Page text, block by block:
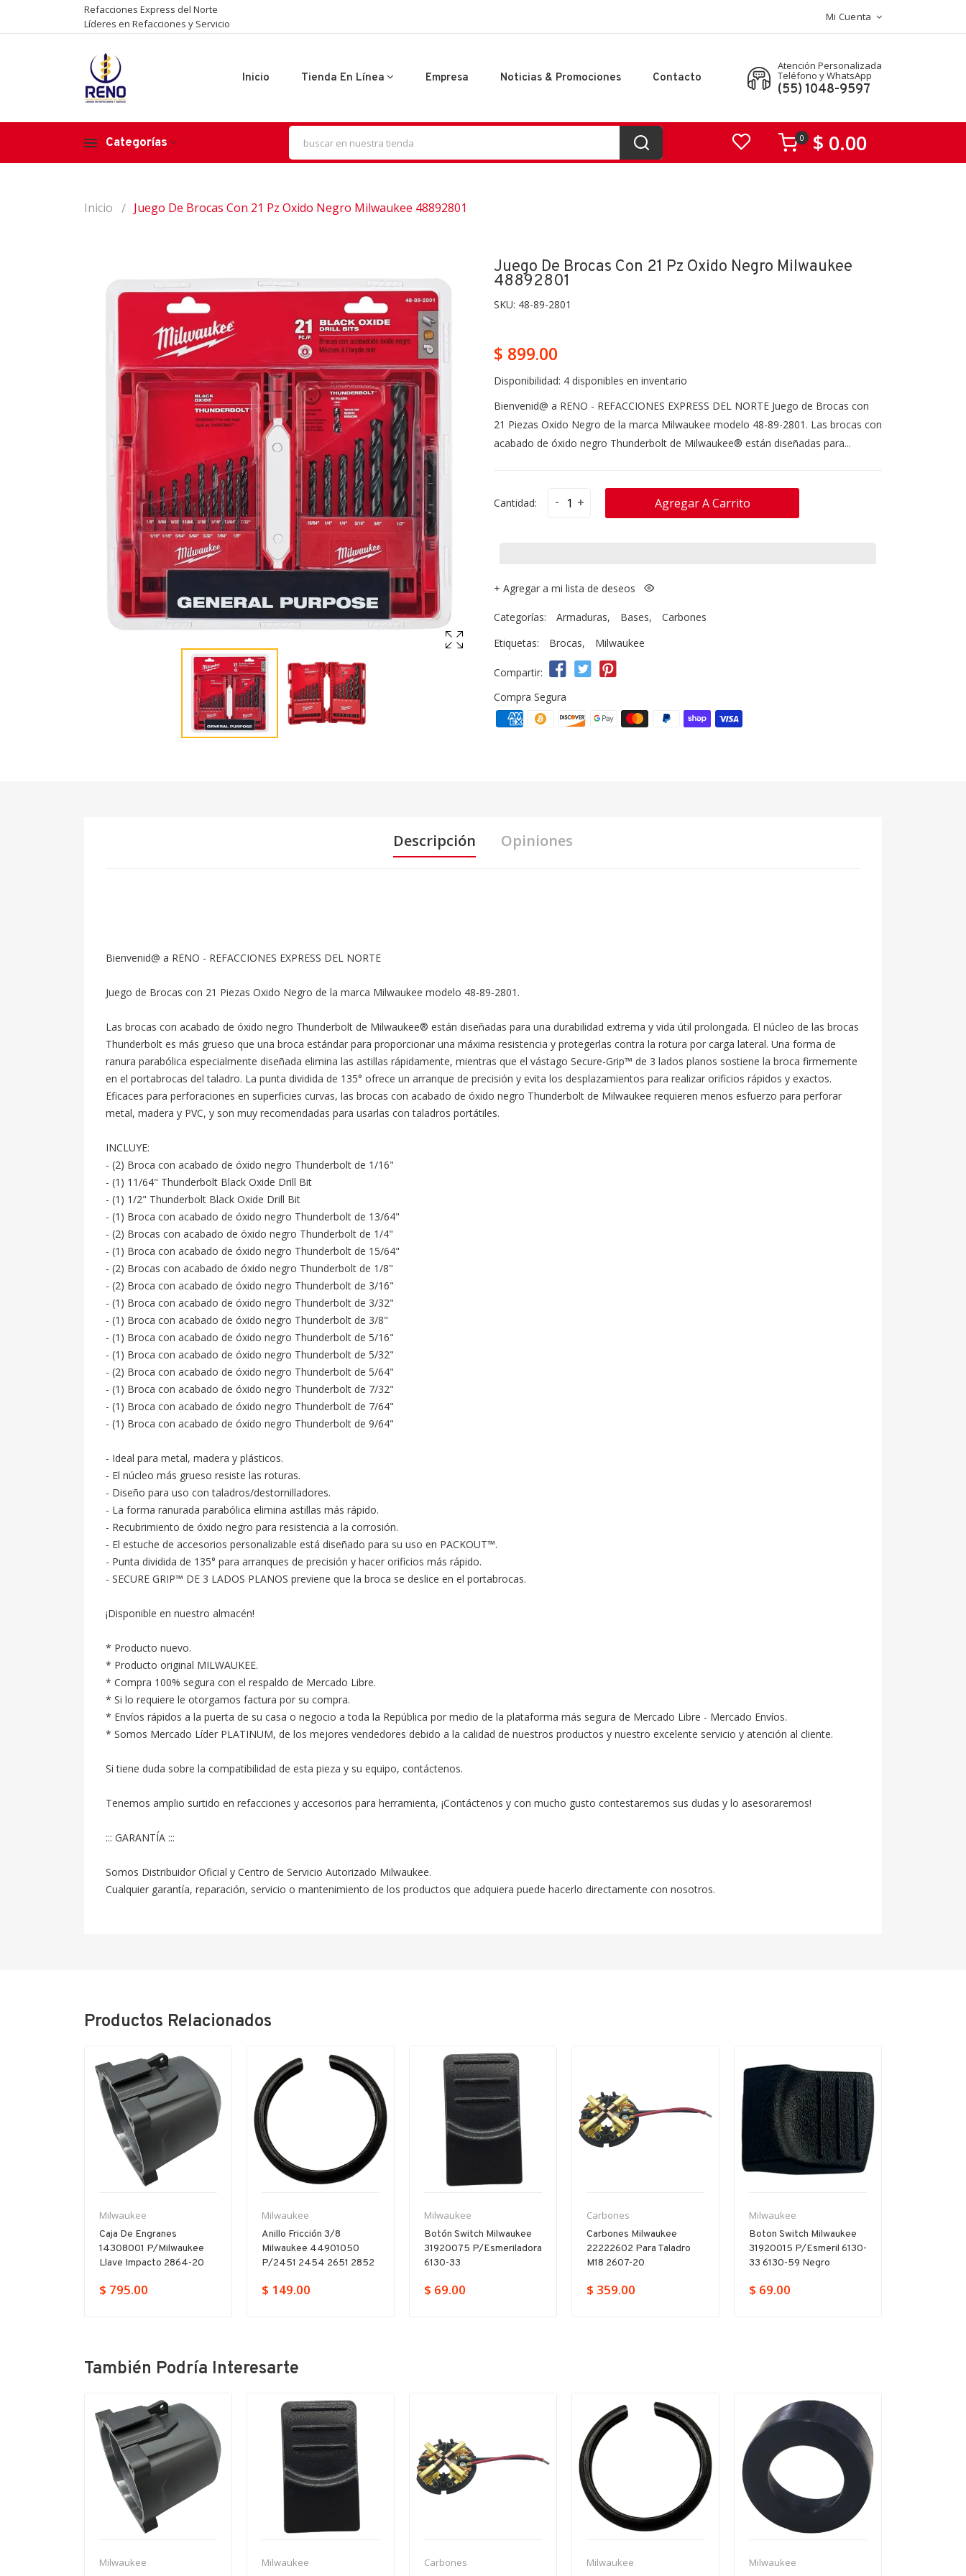
Refacciones Express del Norte
Líderes en Refacciones y Servicio
Mi Cuenta
Inicio Tienda En Línea Empresa Noticias & Promociones Contacto
Atención Personalizada
Teléfono y WhatsApp
(55) 1048-9597
Categorías $ 0.00
0
Inicio Juego De Brocas Con 21 Pz Oxido Negro Milwaukee 48892801
Juego De Brocas Con 21 Pz Oxido Negro Milwaukee
48892801
SKU: 48-89-2801
$ 899.00
Disponibilidad: 4 disponibles en inventario
Bienvenid@ a RENO - REFACCIONES EXPRESS DEL NORTE Juego de Brocas con
21 Piezas Oxido Negro de la marca Milwaukee modelo 48-89-2801. Las brocas con
acabado de óxido negro Thunderbolt de Milwaukee® están diseñadas para...
Cantidad: - + Agregar A Carrito
+ Agregar a mi lista de deseos
Categorías: Armaduras, Bases,
Carbones
Etiquetas:
Brocas, Milwaukee
Compartir:
Compra Segura
Descripción Opiniones
Bienvenid@ a RENO - REFACCIONES EXPRESS DEL NORTE
Juego de Brocas con 21 Piezas Oxido Negro de la marca Milwaukee modelo 48-89-2801.
Las brocas con acabado de óxido negro Thunderbolt de Milwaukee® están diseñadas para una durabilidad extrema y vida útil prolongada. El núcleo de las brocas
Thunderbolt es más grueso que una broca estándar para proporcionar una máxima resistencia y protegerlas contra la rotura por carga lateral. Una forma de
ranura parabólica especialmente diseñada elimina las astillas rápidamente, mientras que el vástago Secure-Grip™ de 3 lados planos sostiene la broca firmemente
en el portabrocas del taladro. La punta dividida de 135° ofrece un arranque de precisión y evita los desplazamientos para realizar orificios rápidos y exactos.
Eficaces para perforaciones en superficies curvas, las brocas con acabado de óxido negro Thunderbolt de Milwaukee requieren menos esfuerzo para perforar
metal, madera y PVC, y son muy recomendadas para usarlas con taladros portátiles.
INCLUYE:
- (2) Broca con acabado de óxido negro Thunderbolt de 1/16"
- (1) 11/64" Thunderbolt Black Oxide Drill Bit
- (1) 1/2" Thunderbolt Black Oxide Drill Bit
- (1) Broca con acabado de óxido negro Thunderbolt de 13/64"
- (2) Brocas con acabado de óxido negro Thunderbolt de 1/4"
- (1) Broca con acabado de óxido negro Thunderbolt de 15/64"
- (2) Brocas con acabado de óxido negro Thunderbolt de 1/8"
- (2) Broca con acabado de óxido negro Thunderbolt de 3/16"
- (1) Broca con acabado de óxido negro Thunderbolt de 3/32"
- (1) Broca con acabado de óxido negro Thunderbolt de 3/8"
- (1) Broca con acabado de óxido negro Thunderbolt de 5/16"
- (1) Broca con acabado de óxido negro Thunderbolt de 5/32"
- (2) Broca con acabado de óxido negro Thunderbolt de 5/64"
- (1) Broca con acabado de óxido negro Thunderbolt de 7/32"
- (1) Broca con acabado de óxido negro Thunderbolt de 7/64"
- (1) Broca con acabado de óxido negro Thunderbolt de 9/64"
- Ideal para metal, madera y plásticos.
- El núcleo más grueso resiste las roturas.
- Diseño para uso con taladros/destornilladores.
- La forma ranurada parabólica elimina astillas más rápido.
- Recubrimiento de óxido negro para resistencia a la corrosión.
- El estuche de accesorios personalizable está diseñado para su uso en PACKOUT™.
- Punta dividida de 135° para arranques de precisión y hacer orificios más rápido.
- SECURE GRIP™ DE 3 LADOS PLANOS previene que la broca se deslice en el portabrocas.
¡Disponible en nuestro almacén!
* Producto nuevo.
* Producto original MILWAUKEE.
* Compra 100% segura con el respaldo de Mercado Libre.
* Si lo requiere le otorgamos factura por su compra.
* Envíos rápidos a la puerta de su casa o negocio a toda la República por medio de la plataforma más segura de Mercado Libre - Mercado Envíos.
* Somos Mercado Líder PLATINUM, de los mejores vendedores debido a la calidad de nuestros productos y nuestro excelente servicio y atención al cliente.
Si tiene duda sobre la compatibilidad de esta pieza y su equipo, contáctenos.
Tenemos amplio surtido en refacciones y accesorios para herramienta, ¡Contáctenos y con mucho gusto contestaremos sus dudas y lo asesoraremos!
::: GARANTÍA :::
Somos Distribuidor Oficial y Centro de Servicio Autorizado Milwaukee.
Cualquier garantía, reparación, servicio o mantenimiento de los productos que adquiera puede hacerlo directamente con nosotros.
Productos Relacionados
Milwaukee
Caja De Engranes
14308001 P/milwaukee
Llave Impacto 2864-20
$ 795.00
Milwaukee
Anillo Fricción 3/8
Milwaukee 44901050
P/2451 2454 2651 2852
$ 149.00
Milwaukee
Botón Switch Milwaukee
31920075 P/esmeriladora
6130-33
$ 69.00
Carbones
Carbones Milwaukee
22222602 Para Taladro
M18 2607-20
$ 359.00
Milwaukee
Boton Switch Milwaukee
31920015 P/esmeril 6130-
33 6130-59 Negro
$ 69.00
También Podría Interesarte
Milwaukee Milwaukee Carbones Milwaukee Milwaukee